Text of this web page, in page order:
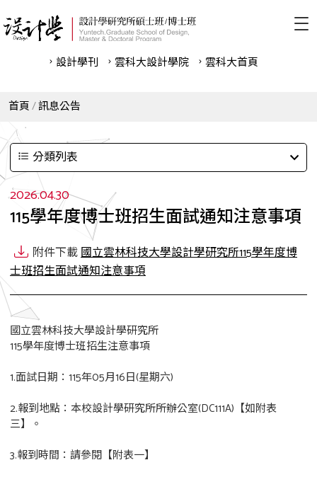
設計學刊 雲科⼤設計學院 雲科⼤首頁
首頁 訊息公告
分類列表
2026.04.30
115學年度博士班招生面試通知注意事項
附件下載國立雲林科技大學設計學研究所115學年度博
士班招生面試通知注意事項
國立雲林科技大學設計學研究所
115學年度博士班招生注意事項
1.面試日期：115年05月16日(星期六)
2.報到地點：本校設計學研究所所辦公室(DC111A)【如附表
三】。
3.報到時間：請參閱【附表一】